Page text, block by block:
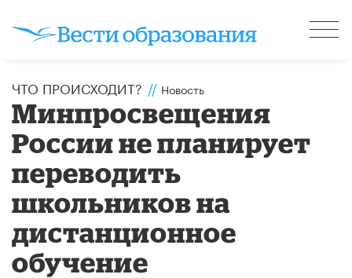
ЧТО ПРОИСХОДИТ? // Новость
Минпросвещения
России не планирует
переводить
школьников на
дистанционное
обучение